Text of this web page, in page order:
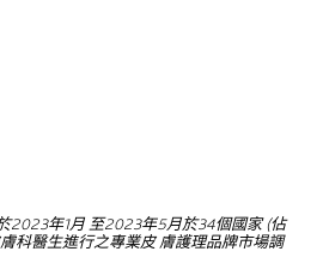
2023年1月至2023年5月於34個國家 (佔
科醫生進行之專業皮膚護理品牌市場調